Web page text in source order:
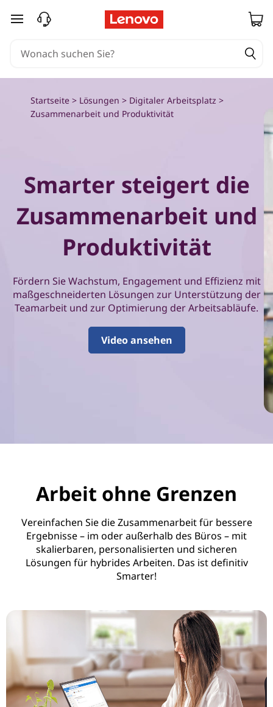
Z
t
v
zum Hauptinhalt springen
Startseite > Lösungen > Digitaler Arbeitsplatz >
Zusammenarbeit und Produktivität
Smarter steigert die
Zusammenarbeit und
Produktivität
Fördern Sie Wachstum, Engagement und Effizienz mit
maßgeschneiderten Lösungen zur Unterstützung der
Teamarbeit und zur Optimierung der Arbeitsabläufe.
Video ansehen
Arbeit ohne Grenzen
Vereinfachen Sie die Zusammenarbeit für bessere
Ergebnisse – im oder außerhalb des Büros – mit
skalierbaren, personalisierten und sicheren
Lösungen für hybrides Arbeiten. Das ist definitiv
Smarter!